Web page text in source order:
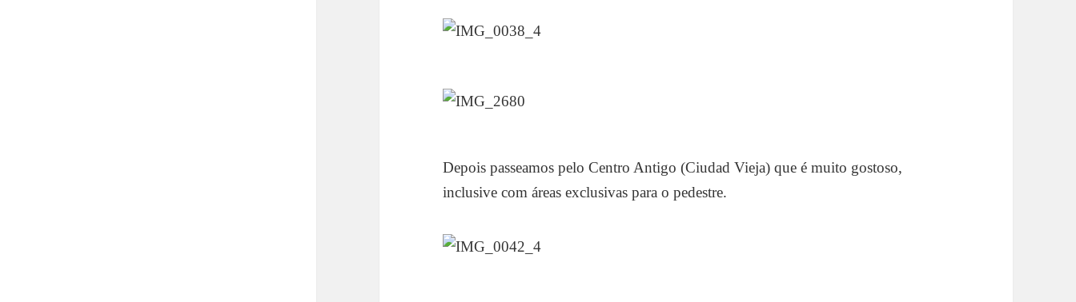
Depois passeamos pelo Centro Antigo (Ciudad Vieja) que é muito gostoso,
inclusive com áreas exclusivas para o pedestre.